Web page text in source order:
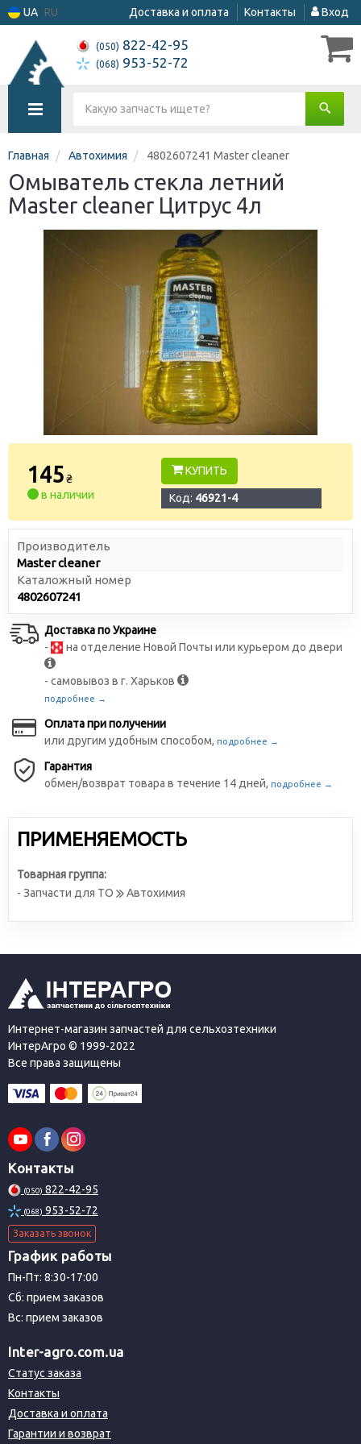
UA RU Доставка и оплата Контакты Вход
(050) 822-42-95
(068) 953-52-72
Главная Автохимия 4802607241 Master cleaner
Омыватель стекла летний
Мaster cleaner Цитрус 4л
145₴
в наличии
КУПИТЬ
Код: 46921-4
Производитель
Master cleaner
Каталожный номер
4802607241
Доставка по Украине
-
на отделение Новой Почты или курьером до двери
- самовывоз в г. Харьков
подробнее →
Оплата при получении
или другим удобным способом, подробнее →
Гарантия
обмен/возврат товара в течение 14 дней, подробнее →
ПРИМЕНЯЕМОСТЬ
Товарная группа:
- Запчасти для ТО
Автохимия
Интернет-магазин запчастей для сельхозтехники
ИнтерАгро © 1999-2022
Все права защищены
Контакты
(050) 822-42-95
(068) 953-52-72
Заказать звонок
График работы
Пн-Пт: 8:30-17:00
Сб: прием заказов
Вс: прием заказов
Inter-agro.com.ua
Статус заказа
Контакты
Доставка и оплата
Гарантии и возврат